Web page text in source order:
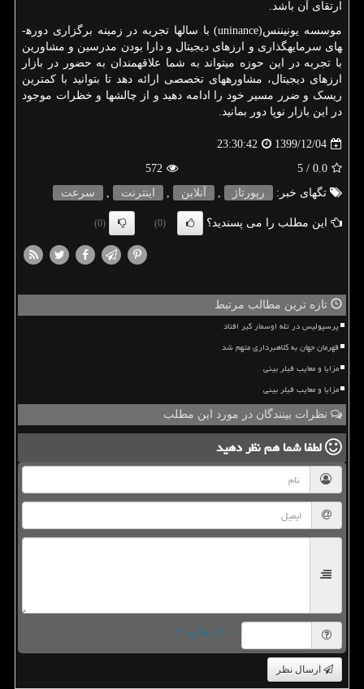
ارتقای آن باشد.
موسسه یونیننس(uninance) با سال­ها تجربه در زمینه برگزاری دوره­
های سرمایه­گذاری و ارزهای دیجیتال و دارا بودن مدرسین و مشاورین
با تجربه در این حوزه می­تواند به شما علاقه­مندان به حضور در بازار
ارزهای دیجیتال، مشاوره­های تخصصی ارائه دهد تا بتوانید با کم­ترین
ریسک و ضرر مسیر خود را ادامه دهید و از چالش­ها و خظرات موجود
در این بازار نوپا دور بمانید.
1399/12/04
23:30:42
0.0
/ 5
572
تگهای خبر:
رپورتاژ , آنلاین , اینترنت , سرعت
این مطلب را می پسندید؟ (0)
(0)
تازه ترین مطالب مرتبط
پرسپولیس در تله اوسمار گیر افتاد
قهرمان جهان به کلاهبرداری متهم شد
مزایا و معایب فیلر بینی
مزایا و معایب فیلر بینی
نظرات بینندگان در مورد این مطلب
لطفا شما همنظر دهید
= ۷ بعلاوه ۳
ارسال نظر